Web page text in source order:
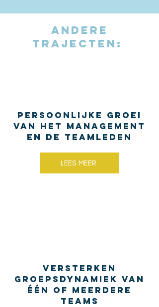
andere
trajecten:
Persoonlijke Groei
van het management
en de teamleden​
LEES MEER
Versterken
Groepsdynamiek van
één of meerdere
teams